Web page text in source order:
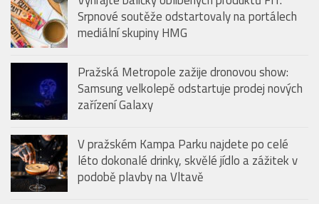
Srpnové soutěže odstartovaly na portálech
mediální skupiny HMG
Pražská Metropole zažije dronovou show:
Samsung velkolepě odstartuje prodej nových
zařízení Galaxy
V pražském Kampa Parku najdete po celé
léto dokonalé drinky, skvělé jídlo a zážitek v
podobě plavby na Vltavě